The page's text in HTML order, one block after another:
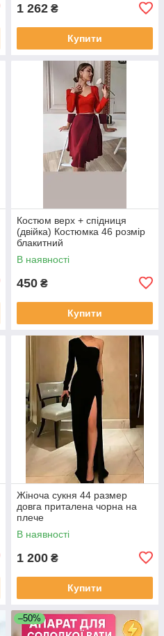
1 262 ₴
Купити
Костюм верх + спідниця
(двійка) Костюмка 46 розмір
блакитний
В наявності
450 ₴
Купити
Жіноча сукня 44 размер
довга приталена чорна на
плече
В наявності
1 200 ₴
Купити
–50%